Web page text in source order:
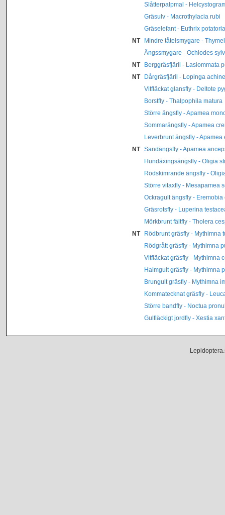
Slåtterpalpmal -
Gräsulv - Macrothylacia rubi
Gräselefant - Euthrix potatoria
NT
Mindre tåtelsmygare -
Ängssmygare - Ochlodes
NT
Berggräsfjäril - Lasiommata
NT
Dårgräsfjäril - Lopinga achine
Vitfläckat glansfly - Deltote
Borstfly - Thalpophila matura
Större ängsfly - Apamea
Sommarängsfly - Apamea
Leverbrunt ängsfly - Apamea
NT
Sandängsfly - Apamea
Hundäxingsängsfly - Oligia
Rödskimrande ängsfly -
Större vitaxfly - Mesapamea
Ockragult ängsfly - Eremobia
Gräsrotsfly - Luperina
Mörkbrunt fältfly - Tholera
NT
Rödbrunt gräsfly - Mythimna
Rödgrått gräsfly - Mythimna
Vitfläckat gräsfly - Mythimna
Halmgult gräsfly - Mythimna
Brungult gräsfly - Mythimna
Kommatecknat gräsfly -
Större bandfly - Noctua
Gulfläckigt jordfly - Xestia